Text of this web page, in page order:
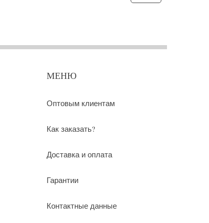
МЕНЮ
Оптовым клиентам
Как заказать?
Доставка и оплата
Гарантии
Контактные данные